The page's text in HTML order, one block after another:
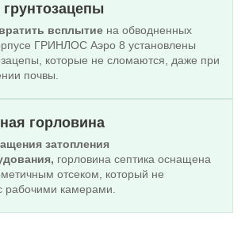
грунтозацепы
всплытие на обводненных
ГРИНЛОС Аэро 8 установлены
которые не сломаются, даже при
почвы.
горловина
затопления
горловина септика оснащена
отсеком, который не
рабочими камерами.